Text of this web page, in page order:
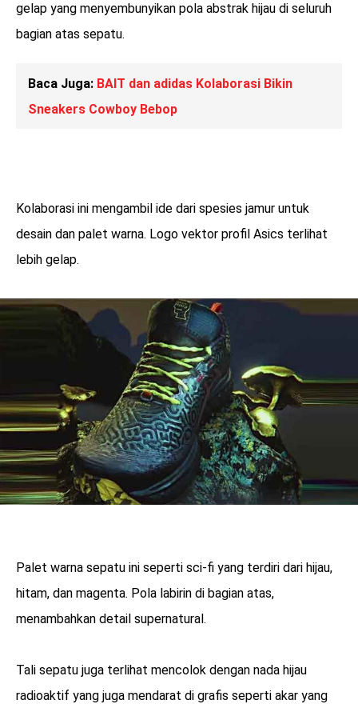
gelap yang menyembunyikan pola abstrak hijau di seluruh
bagian atas sepatu.
Baca Juga: BAIT dan adidas Kolaborasi Bikin
Sneakers Cowboy Bebop
Kolaborasi ini mengambil ide dari spesies jamur untuk
desain dan palet warna. Logo vektor profil Asics terlihat
lebih gelap.
Palet warna sepatu ini seperti sci-fi yang terdiri dari hijau,
hitam, dan magenta. Pola labirin di bagian atas,
menambahkan detail supernatural.
Tali sepatu juga terlihat mencolok dengan nada hijau
radioaktif yang juga mendarat di grafis seperti akar yang